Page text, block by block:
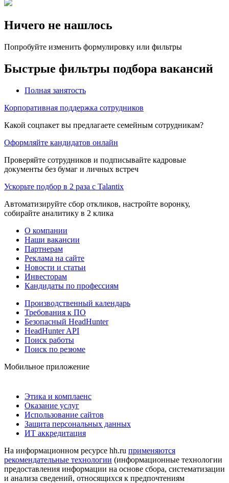
Ничего не нашлось
Попробуйте изменить формулировку или фильтры
Быстрые фильтры подбора вакансий
Полная занятость
Корпоративная поддержка сотрудников
Какой соцпакет вы предлагаете семейным сотрудникам?
Оформляйте кандидатов онлайн
Проверяйте сотрудников и подписывайте кадровые
документы без бумаг и личных встреч
Ускорьте подбор в 2 раза с Talantix
Автоматизируйте сбор откликов, настройте воронку,
собирайте аналитику в 2 клика
О компании
Наши вакансии
Партнерам
Реклама на сайте
Новости и статьи
Инвесторам
Кандидаты по профессиям
Производственный календарь
Требования к ПО
Безопасный HeadHunter
HeadHunter API
Поиск работы
Поиск по резюме
Мобильное приложение
Этика и комплаенс
Оказание услуг
Использование сайтов
Защита персональных данных
ИТ аккредитация
На информационном ресурсе hh.ru применяются
рекомендательные технологии (информационные технологии
предоставления информации на основе сбора, систематизации
и анализа сведений, относящихся к предпочтениям